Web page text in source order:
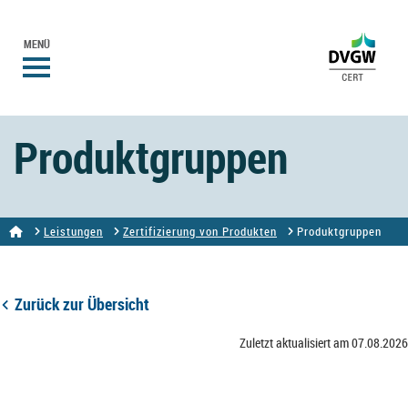
MENÜ
Produktgruppen
Leistungen Zertifizierung von Produkten Produktgruppen
Zurück zur Übersicht
Zuletzt aktualisiert am 07.08.2026